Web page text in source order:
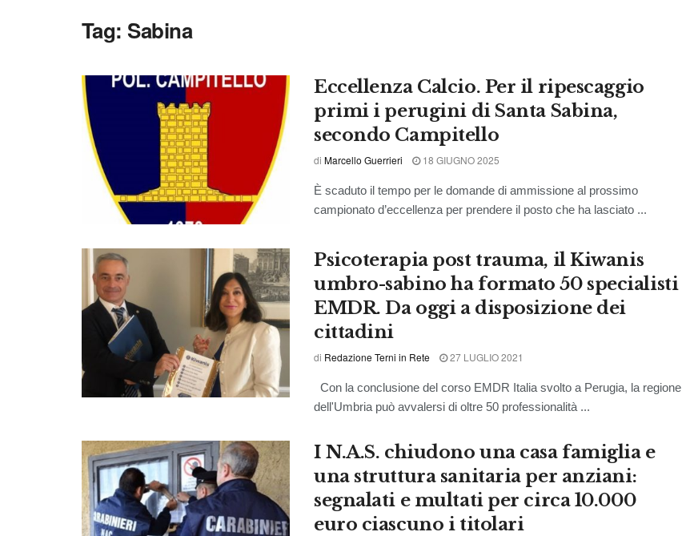
Tag: Sabina
Eccellenza Calcio. Per il ripescaggio
primi i perugini di Santa Sabina,
secondo Campitello
di Marcello Guerrieri 18 GIUGNO 2025
È scaduto il tempo per le domande di ammissione al prossimo
campionato d’eccellenza per prendere il posto che ha lasciato ...
Psicoterapia post trauma, il Kiwanis
umbro-sabino ha formato 50 specialisti
EMDR. Da oggi a disposizione dei
cittadini
di Redazione Terni in Rete 27 LUGLIO 2021
Con la conclusione del corso EMDR Italia svolto a Perugia, la regione
dell'Umbria può avvalersi di oltre 50 professionalità ...
I N.A.S. chiudono una casa famiglia e
una struttura sanitaria per anziani:
segnalati e multati per circa 10.000
euro ciascuno i titolari